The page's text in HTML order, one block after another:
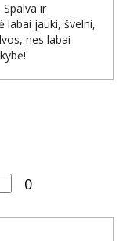
ir
labai jauki, švelni,
nes labai
0